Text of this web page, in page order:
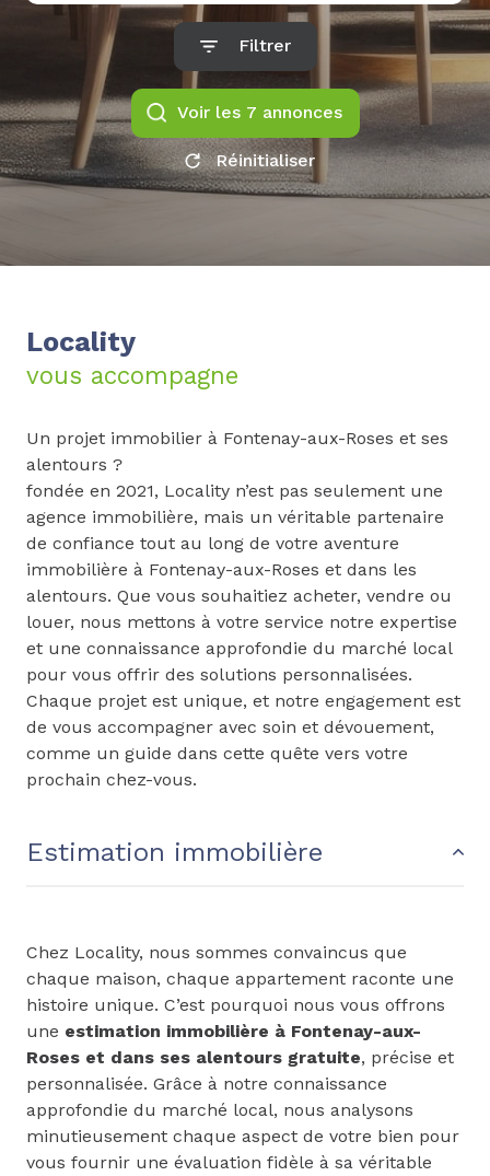
Filtrer
Voir les 7 annonces
Réinitialiser
Locality
vous accompagne
Un projet immobilier à Fontenay-aux-Roses et ses
alentours ?
fondée en 2021, Locality n’est pas seulement une
agence immobilière, mais un véritable partenaire
de confiance tout au long de votre aventure
immobilière à Fontenay-aux-Roses et dans les
alentours. Que vous souhaitiez acheter, vendre ou
louer, nous mettons à votre service notre expertise
et une connaissance approfondie du marché local
pour vous offrir des solutions personnalisées.
Chaque projet est unique, et notre engagement est
de vous accompagner avec soin et dévouement,
comme un guide dans cette quête vers votre
prochain chez-vous.
Estimation immobilière
Chez Locality, nous sommes convaincus que
chaque maison, chaque appartement raconte une
histoire unique. C’est pourquoi nous vous offrons
une estimation immobilière à Fontenay-aux-
Roses et dans ses alentours gratuite, précise et
personnalisée. Grâce à notre connaissance
approfondie du marché local, nous analysons
minutieusement chaque aspect de votre bien pour
vous fournir une évaluation fidèle à sa véritable